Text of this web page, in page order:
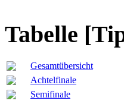
Tabelle
Gesamtübersicht
Achtelfinale
Semifinale